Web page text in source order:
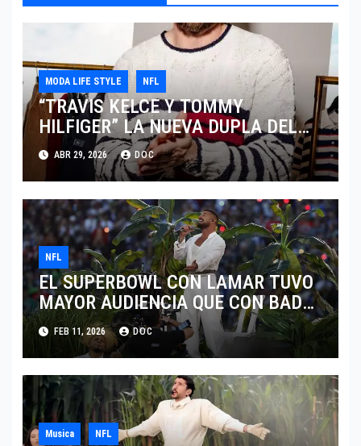
MODA LIFE STYLE NFL
“TRAVIS KELCE Y TOMMY
HILFIGER” LA NUEVA DUPLA DEL
“CLASSIC AMERICAN COOL”
ABR 29, 2026 DOC
NFL
EL SUPERBOWL CON LAMAR TUVO
MAYOR AUDIENCIA QUE CON BAD
BUNNY
FEB 11, 2026 DOC
Musica NFL